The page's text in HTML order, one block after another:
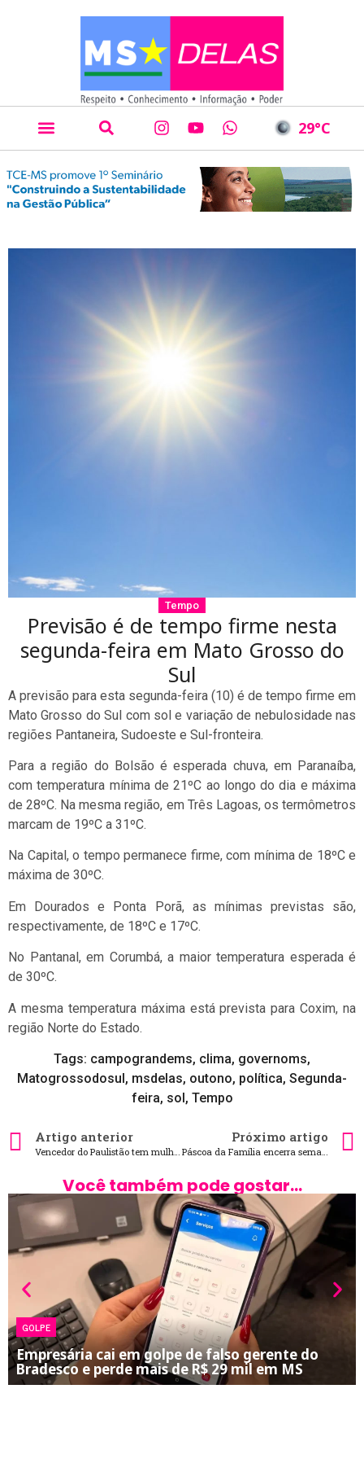
29°C
Tempo
Previsão é de tempo firme nesta
segunda-feira em Mato Grosso do
Sul
A previsão para esta segunda-feira (10) é de tempo firme em
Mato Grosso do Sul com sol e variação de nebulosidade nas
regiões Pantaneira, Sudoeste e Sul-fronteira.
Para a região do Bolsão é esperada chuva, em Paranaíba,
com temperatura mínima de 21ºC ao longo do dia e máxima
de 28ºC. Na mesma região, em Três Lagoas, os termômetros
marcam de 19ºC a 31ºC.
Na Capital, o tempo permanece firme, com mínima de 18ºC e
máxima de 30ºC.
Em Dourados e Ponta Porã, as mínimas previstas são,
respectivamente, de 18ºC e 17ºC.
No Pantanal, em Corumbá, a maior temperatura esperada é
de 30ºC.
A mesma temperatura máxima está prevista para Coxim, na
região Norte do Estado.
Tags: campograndems, clima, governoms,
Matogrossodosul, msdelas, outono, política, Segunda-
feira, sol, Tempo
Artigo anterior Próximo artigo
Você também pode gostar...
GOLPE
Empresária cai em golpe de falso gerente do
Bradesco e perde mais de R$ 29 mil em MS